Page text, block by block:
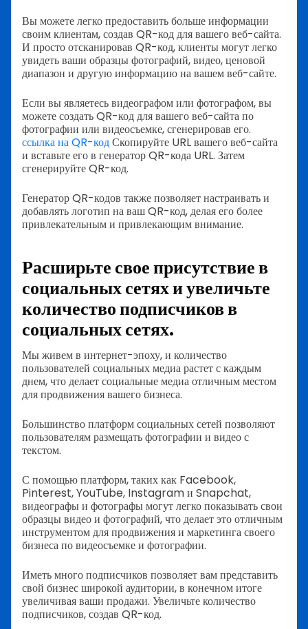
Вы можете легко предоставить больше информации
своим клиентам, создав QR-код для вашего веб-сайта.
И просто отсканировав QR-код, клиенты могут легко
увидеть ваши образцы фотографий, видео, ценовой
диапазон и другую информацию на вашем веб-сайте.
Если вы являетесь видеографом или фотографом, вы
можете создать QR-код для вашего веб-сайта по
фотографии или видеосъемке, сгенерировав его.
ссылка на QR-кодСкопируйте URL вашего веб-сайта
и вставьте его в генератор QR-кода URL. Затем
сгенерируйте QR-код.
Генератор QR-кодов также позволяет настраивать и
добавлять логотип на ваш QR-код, делая его более
привлекательным и привлекающим внимание.
Расширьте свое присутствие в
социальных сетях и увеличьте
количество подписчиков в
социальных сетях.
Мы живем в интернет-эпоху, и количество
пользователей социальных медиа растет с каждым
днем, что делает социальные медиа отличным местом
для продвижения вашего бизнеса.
Большинство платформ социальных сетей позволяют
пользователям размещать фотографии и видео с
текстом.
С помощью платформ, таких как Facebook,
Pinterest, YouTube, Instagram и Snapchat,
видеографы и фотографы могут легко показывать свои
образцы видео и фотографий, что делает это отличным
инструментом для продвижения и маркетинга своего
бизнеса по видеосъемке и фотографии.
Иметь много подписчиков позволяет вам представить
свой бизнес широкой аудитории, в конечном итоге
увеличивая ваши продажи. Увеличьте количество
подписчиков, создав QR-код.